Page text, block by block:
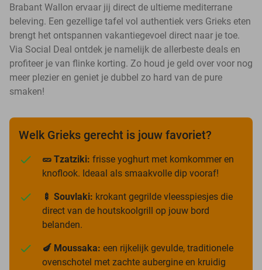
Brabant Wallon ervaar jij direct de ultieme mediterrane
beleving. Een gezellige tafel vol authentiek vers Grieks eten
brengt het ontspannen vakantiegevoel direct naar je toe.
Via Social Deal ontdek je namelijk de allerbeste deals en
profiteer je van flinke korting. Zo houd je geld over voor nog
meer plezier en geniet je dubbel zo hard van de pure
smaken!
Welk Grieks gerecht is jouw favoriet?
🥒 Tzatziki: frisse yoghurt met komkommer en
knoflook. Ideaal als smaakvolle dip vooraf!
🍢 Souvlaki: krokant gegrilde vleesspiesjes die
direct van de houtskoolgrill op jouw bord
belanden.
🍆 Moussaka: een rijkelijk gevulde, traditionele
ovenschotel met zachte aubergine en kruidig